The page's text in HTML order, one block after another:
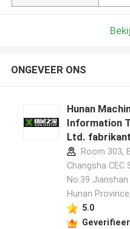
ONGEVEER ONS
Hunan
Information
Ltd.
Room 303,
Changsha CEC
No.39
Hunan
5.0